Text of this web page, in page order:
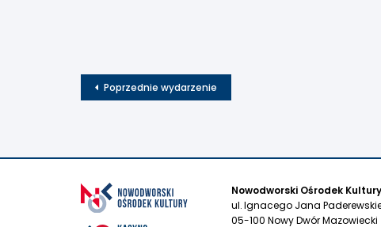
Poprzednie wydarzenie
Nowodworski Ośrodek Kultury
ul. Ignacego Jana
05-100 Nowy Dwór Mazowiecki